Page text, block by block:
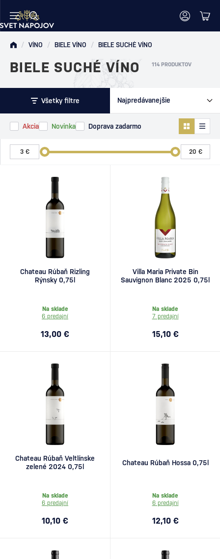
/ VÍNO / BIELE VÍNO / BIELE SUCHÉ VÍNO
BIELE SUCHÉ VÍNO 114 PRODUKTOV
Všetky filtre
Akcia Novinka Doprava zadarmo
Chateau Rúbaň Rizling
Rýnsky 0,75l
Na sklade
6 predajní
13,00 €
Villa Maria Private Bin
Sauvignon Blanc 2025 0,75l
Na sklade
7 predajní
15,10 €
Chateau Rúbaň Veltlínske
zelené 2024 0,75l
Na sklade
6 predajní
10,10 €
Chateau Rúbaň Hossa 0,75l
Na sklade
6 predajní
12,10 €